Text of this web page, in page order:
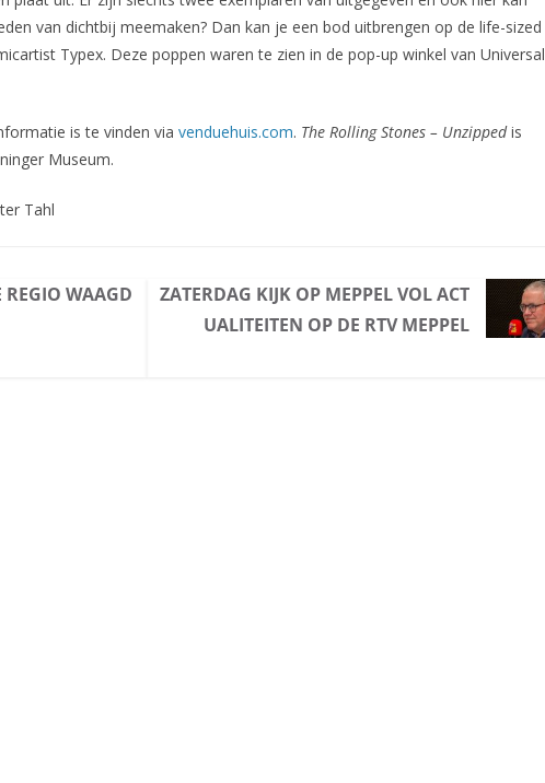
van dichtbij meemaken? Dan kan je een bod uitbrengen op de life-sized
Typex. Deze poppen waren te zien in de pop-up winkel van Universal
is te vinden via venduehuis.com. The Rolling Stones – Unzippedis
Museum.
Tahl
REGIO WAAGD
ZATERDAG KIJK OP MEPPEL VOL ACT
UALITEITEN OP DE RTV MEPPEL